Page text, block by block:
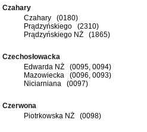
Czahary
Czahary (0180)
Prądzyńskiego (2310)
Prądzyńskiego NŻ (1865)
Czechosłowacka
Edwarda NŻ (0095, 0094)
Mazowiecka (0096, 0093)
Niciarniana (0097)
Czerwona
Piotrkowska NŻ (0098)